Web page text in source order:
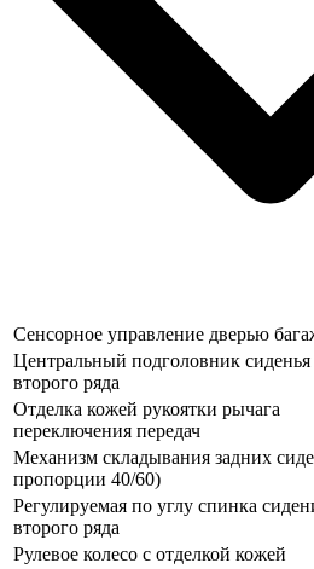
Сенсорное управление дверью
Центральный подголовник сиденья
второго ряда
Отделка кожей рукоятки рычага
переключения передач
Механизм складывания задних
пропорции 40/60)
Регулируемая по углу спинка
второго ряда
Рулевое колесо с отделкой кожей